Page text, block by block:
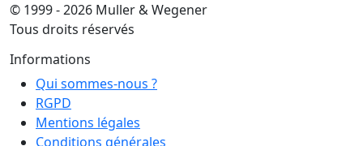
© 1999 - 2026 Muller & Wegener
Tous droits réservés
Informations
Qui sommes-nous ?
RGPD
Mentions légales
Conditions générales